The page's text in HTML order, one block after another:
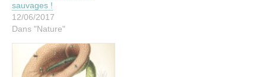
sauvages !
12/06/2017
Dans "Nature"